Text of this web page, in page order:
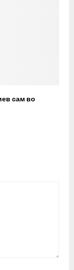
сам во